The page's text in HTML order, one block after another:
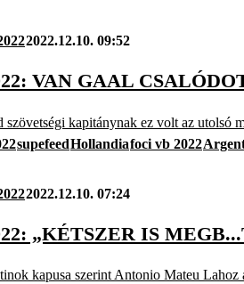
2022.12.10. 09:52
VAN GAAL
szövetségi kapitánynak ez volt az utolsó
supefeedHollandiafoci vb 2022
2022.12.10. 07:24
„KÉTSZER IS
kapusa szerint Antonio Mateu Lahoz